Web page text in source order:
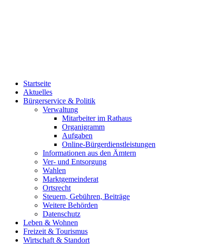
Startseite
Aktuelles
Bürgerservice & Politik
Verwaltung
Mitarbeiter im Rathaus
Organigramm
Aufgaben
Online-Bürgerdienstleistungen
Informationen aus den Ämtern
Ver- und Entsorgung
Wahlen
Marktgemeinderat
Ortsrecht
Steuern, Gebühren, Beiträge
Weitere Behörden
Datenschutz
Leben & Wohnen
Freizeit & Tourismus
Wirtschaft & Standort